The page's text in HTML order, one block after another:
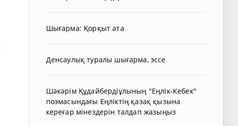
Шығарма: Қорқыт ата
Денсаулық туралы шығарма, эссе
Шәкәрім Құдайбердіұлының "Еңлік-Кебек"
поэмасындағы Еңліктің қазақ қызына
кереғар мінездерін талдап жазыңыз